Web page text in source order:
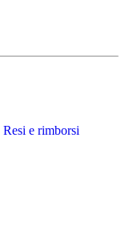
Resi e rimborsi